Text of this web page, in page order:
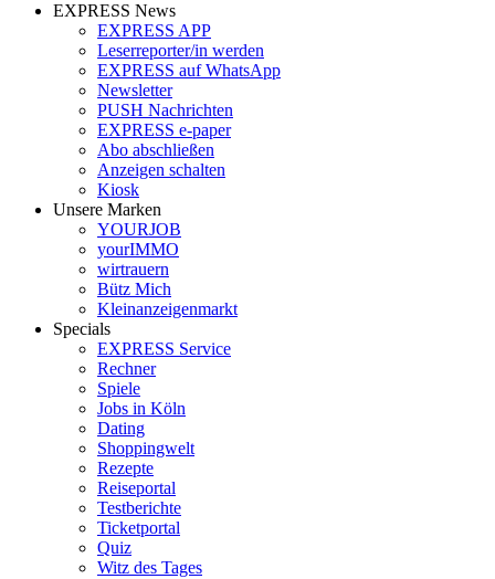
EXPRESS News
EXPRESS APP
Leserreporter/in werden
EXPRESS auf WhatsApp
Newsletter
PUSH Nachrichten
EXPRESS e-paper
Abo abschließen
Anzeigen schalten
Kiosk
Unsere Marken
YOURJOB
yourIMMO
wirtrauern
Bütz Mich
Kleinanzeigenmarkt
Specials
EXPRESS Service
Rechner
Spiele
Jobs in Köln
Dating
Shoppingwelt
Rezepte
Reiseportal
Testberichte
Ticketportal
Quiz
Witz des Tages